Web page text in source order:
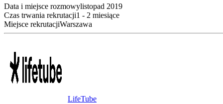
Data i miejsce rozmowylistopad 2019
Czas trwania rekrutacji1 - 2 miesiące
Miejsce rekrutacjiWarszawa
LifeTube